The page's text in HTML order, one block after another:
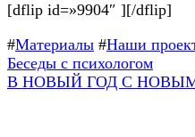
[dflip id=»9904″ ][/dflip]
#Материалы #Наши
Навигация
по
Предыдущая
запись:
Беседы с психологом
Следующая
В НОВЫЙ ГОД С